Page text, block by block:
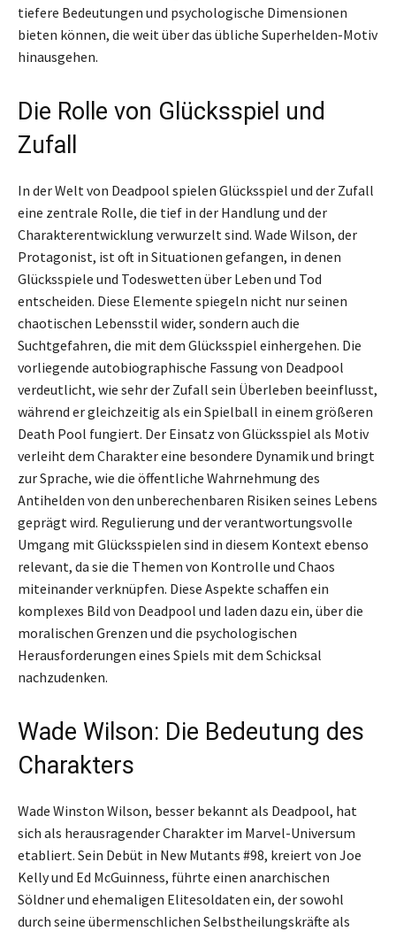
tiefere Bedeutungen und psychologische Dimensionen
bieten können, die weit über das übliche Superhelden-Motiv
hinausgehen.
Die Rolle von Glücksspiel und
Zufall
In der Welt von Deadpool spielen Glücksspiel und der Zufall
eine zentrale Rolle, die tief in der Handlung und der
Charakterentwicklung verwurzelt sind. Wade Wilson, der
Protagonist, ist oft in Situationen gefangen, in denen
Glücksspiele und Todeswetten über Leben und Tod
entscheiden. Diese Elemente spiegeln nicht nur seinen
chaotischen Lebensstil wider, sondern auch die
Suchtgefahren, die mit dem Glücksspiel einhergehen. Die
vorliegende autobiographische Fassung von Deadpool
verdeutlicht, wie sehr der Zufall sein Überleben beeinflusst,
während er gleichzeitig als ein Spielball in einem größeren
Death Pool fungiert. Der Einsatz von Glücksspiel als Motiv
verleiht dem Charakter eine besondere Dynamik und bringt
zur Sprache, wie die öffentliche Wahrnehmung des
Antihelden von den unberechenbaren Risiken seines Lebens
geprägt wird. Regulierung und der verantwortungsvolle
Umgang mit Glücksspielen sind in diesem Kontext ebenso
relevant, da sie die Themen von Kontrolle und Chaos
miteinander verknüpfen. Diese Aspekte schaffen ein
komplexes Bild von Deadpool und laden dazu ein, über die
moralischen Grenzen und die psychologischen
Herausforderungen eines Spiels mit dem Schicksal
nachzudenken.
Wade Wilson: Die Bedeutung des
Charakters
Wade Winston Wilson, besser bekannt als Deadpool, hat
sich als herausragender Charakter im Marvel-Universum
etabliert. Sein Debüt in New Mutants #98, kreiert von Joe
Kelly und Ed McGuinness, führte einen anarchischen
Söldner und ehemaligen Elitesoldaten ein, der sowohl
durch seine übermenschlichen Selbstheilungskräfte als